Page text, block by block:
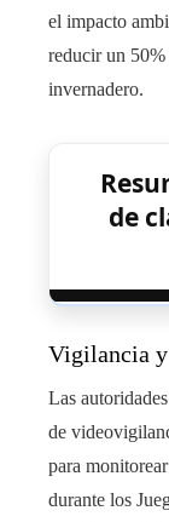
el impacto
reducir un 50%
invernadero.
de
Vigilancia
Las
de
para
durante los